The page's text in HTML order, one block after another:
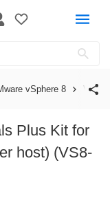
vSphere 8
Plus Kit for
host) (VS8-